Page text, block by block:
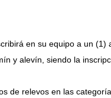
en su equipo a un (1)
y alevín, siendo la
de relevos en las